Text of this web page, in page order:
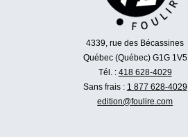
4339, rue des Bécassines
Québec (Québec) G1G 1V5
Tél. : 418 628-4029
Sans frais : 1 877 628-4029
edition@foulire.com